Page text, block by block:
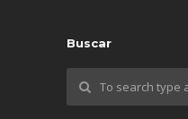
Buscar